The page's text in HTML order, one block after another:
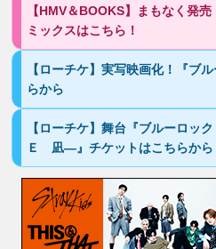
【HMV＆BOOKS】まもなく発
ミックスはこちら！
【ローチケ】実写映画化！『ブ
らから
【ローチケ】舞台『ブルーロ
Ｅ 凪―』チケットはこちらから